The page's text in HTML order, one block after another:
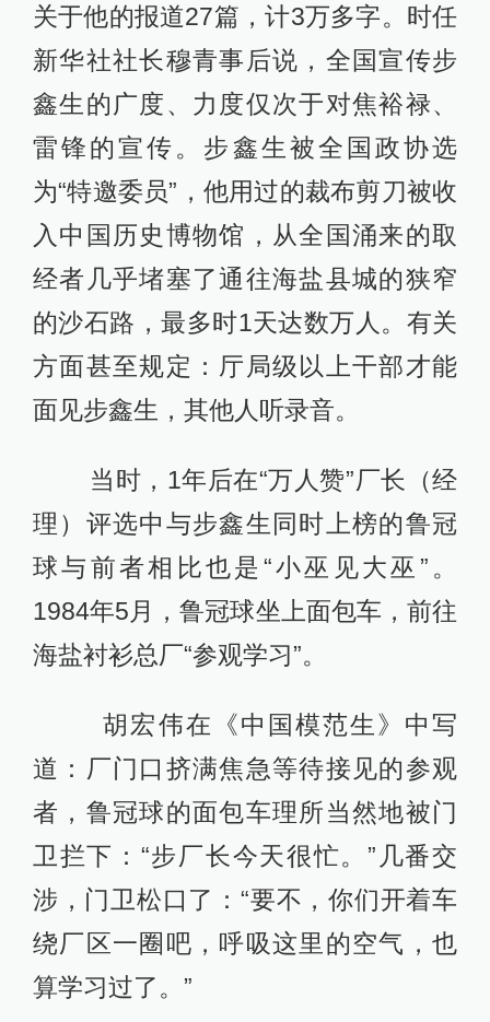
关于他的报道27篇，计3万多字。时任
新华社社长穆青事后说，全国宣传步
鑫生的广度、力度仅次于对焦裕禄、
雷锋的宣传。步鑫生被全国政协选
为“特邀委员”，他用过的裁布剪刀被收
入中国历史博物馆，从全国涌来的取
经者几乎堵塞了通往海盐县城的狭窄
的沙石路，最多时1天达数万人。有关
方面甚至规定：厅局级以上干部才能
面见步鑫生，其他人听录音。
当时，1年后在“万人赞”厂长（经
理）评选中与步鑫生同时上榜的鲁冠
球与前者相比也是“小巫见大巫”。
1984年5月，鲁冠球坐上面包车，前往
海盐衬衫总厂“参观学习”。
胡宏伟在《中国模范生》中写
道：厂门口挤满焦急等待接见的参观
者，鲁冠球的面包车理所当然地被门
卫拦下：“步厂长今天很忙。”几番交
涉，门卫松口了：“要不，你们开着车
绕厂区一圈吧，呼吸这里的空气，也
算学习过了。”